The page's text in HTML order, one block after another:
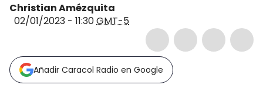
Christian Amézquita
02/01/2023 - 11:30GMT-5
Añadir Caracol Radio en Google